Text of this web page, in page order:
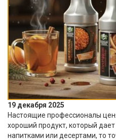
19 декабря 2025
Настоящие профессионалы
хороший продукт, который
напитками или десертами, то